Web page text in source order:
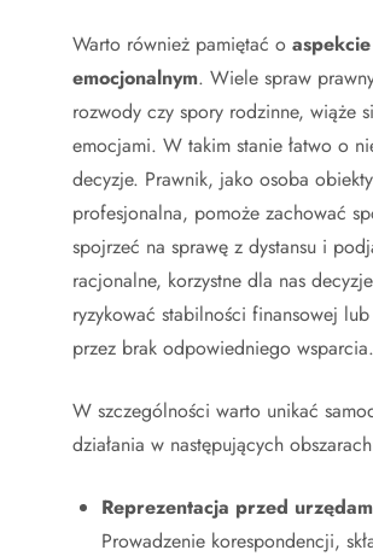
Warto również pamiętać o aspekcie
emocjonalnym. Wiele spraw
rozwody czy spory rodzinne, wiąże
emocjami. W takim stanie łatwo o
decyzje. Prawnik, jako osoba
profesjonalna, pomoże zachować
spojrzeć na sprawę z dystansu i
racjonalne, korzystne dla nas
ryzykować stabilności finansowej
przez brak odpowiedniego wsparcia.
W szczególności warto unikać
działania w następujących
Reprezentacja przed
Prowadzenie korespondencji,